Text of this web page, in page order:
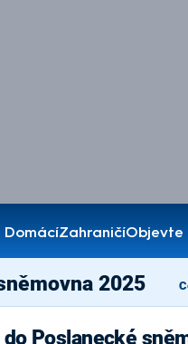
DomácíZahraničíObjevte
Pořady
2025
Poslanecké